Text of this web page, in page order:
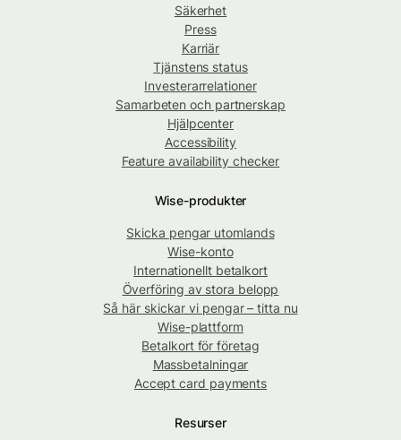
Säkerhet
Press
Karriär
Tjänstens status
Investerarrelationer
Samarbeten och partnerskap
Hjälpcenter
Accessibility
Feature availability checker
Wise-produkter
Skicka pengar utomlands
Wise-konto
Internationellt betalkort
Överföring av stora belopp
Så här skickar vi pengar – titta nu
Wise-plattform
Betalkort för företag
Massbetalningar
Accept card payments
Resurser